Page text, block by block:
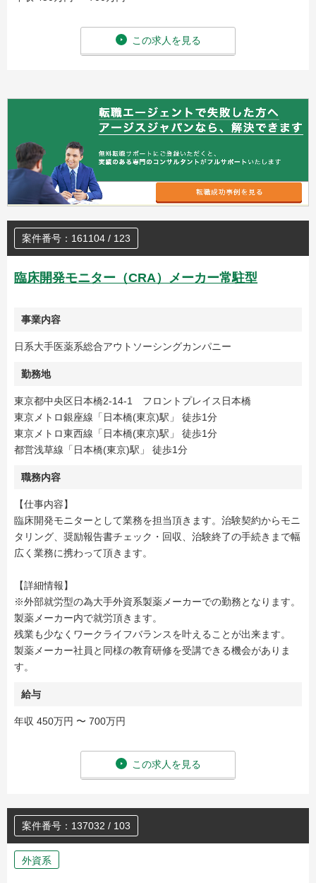
この求人を見る
案件番号：161104 / 123
臨床開発モニター（CRA）メーカー常駐型
事業内容
日系大手医薬系総合アウトソーシングカンパニー
勤務地
東京都中央区日本橋2-14-1 フロントプレイス日本橋
東京メトロ銀座線「日本橋(東京)駅」 徒歩1分
東京メトロ東西線「日本橋(東京)駅」 徒歩1分
都営浅草線「日本橋(東京)駅」 徒歩1分
職務内容
【仕事内容】
臨床開発モニターとして業務を担当頂きます。治験契約からモニ
タリング、奨励報告書チェック・回収、治験終了の手続きまで幅
広く業務に携わって頂きます。
【詳細情報】
※外部就労型の為大手外資系製薬メーカーでの勤務となります。
製薬メーカー内で就労頂きます。
残業も少なくワークライフバランスを叶えることが出来ます。
製薬メーカー社員と同様の教育研修を受講できる機会がありま
す。
給与
年収 450万円 〜 700万円
この求人を見る
案件番号：137032 / 103
外資系